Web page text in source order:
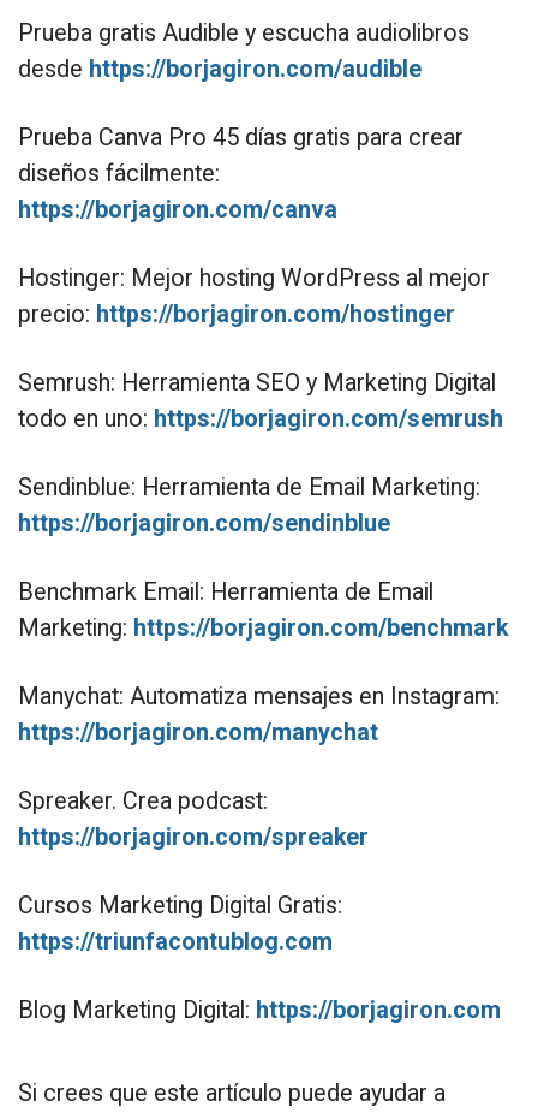
Prueba gratis Audible y escucha audiolibros
desde https://borjagiron.com/audible
Prueba Canva Pro 45 días gratis para crear
diseños fácilmente:
https://borjagiron.com/canva
Hostinger: Mejor hosting WordPress al mejor
precio: https://borjagiron.com/hostinger
Semrush: Herramienta SEO y Marketing Digital
todo en uno: https://borjagiron.com/semrush
Sendinblue: Herramienta de Email Marketing:
https://borjagiron.com/sendinblue
Benchmark Email: Herramienta de Email
Marketing: https://borjagiron.com/benchmark
Manychat: Automatiza mensajes en Instagram:
https://borjagiron.com/manychat
Spreaker. Crea podcast:
https://borjagiron.com/spreaker
Cursos Marketing Digital Gratis:
https://triunfacontublog.com
Blog Marketing Digital: https://borjagiron.com
Si crees que este artículo puede ayudar a